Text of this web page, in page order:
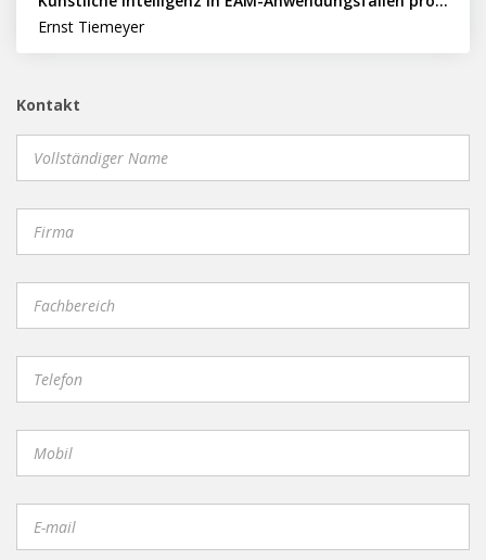
Ernst Tiemeyer
Kontakt